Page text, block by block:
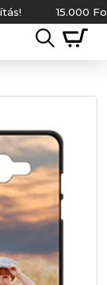
15.000